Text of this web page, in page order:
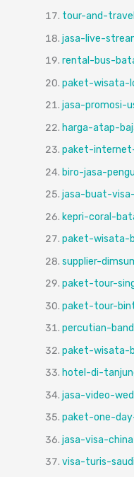
tour-and-
jasa-live-
rental-bus-
paket-wisata-
jasa-promosi-
harga-atap-
paket-
biro-jasa-
jasa-buat-
kepri-coral-
paket-wisata-
supplier-
paket-tour-
paket-tour-
percutian-
paket-wisata-
hotel-di-
jasa-video-
paket-one-
jasa-visa-china
visa-turis-saudi